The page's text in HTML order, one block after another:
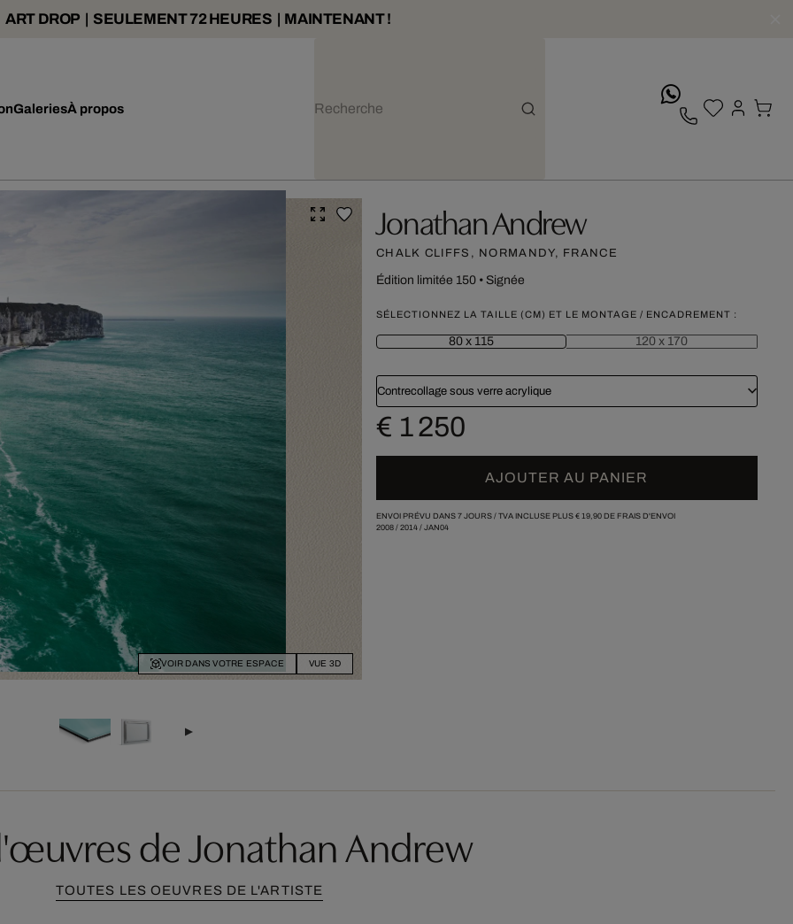
ART DROP | SEULEMENT 72 HEURES | MAINTENANT !
GaleriesÀ propos
VOIR DANS VOTRE ESPACE VUE 3D
Jonathan Andrew
CHALK CLIFFS, NORMANDY, FRANCE
Édition limitée 150• Signée
SÉLECTIONNEZ LA TAILLE (CM) ET LE MONTAGE / ENCADREMENT :
80 x 115 120 x 170
Contrecollage sous verre acrylique
€ 1 250
AJOUTER AU PANIER
ENVOI PRÉVU DANS 7 JOURS / TVA INCLUSE PLUS € 19,90DE FRAIS D'ENVOI
2008/ 2014/ JAN04
de Jonathan Andrew
TOUTES LES OEUVRES DE L'ARTISTE